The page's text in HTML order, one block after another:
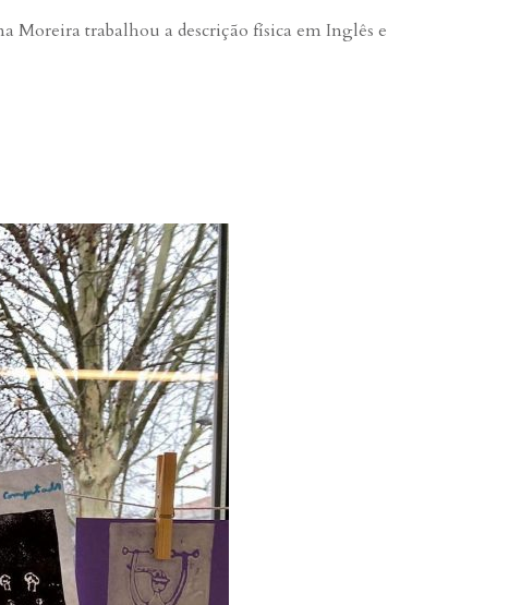
Moreira trabalhou a descrição física em Inglês e